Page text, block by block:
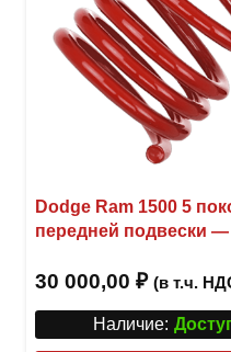
Dodge Ram 1500 5
передней подвески
30 000,00 ₽ (в т.ч.
Наличие: